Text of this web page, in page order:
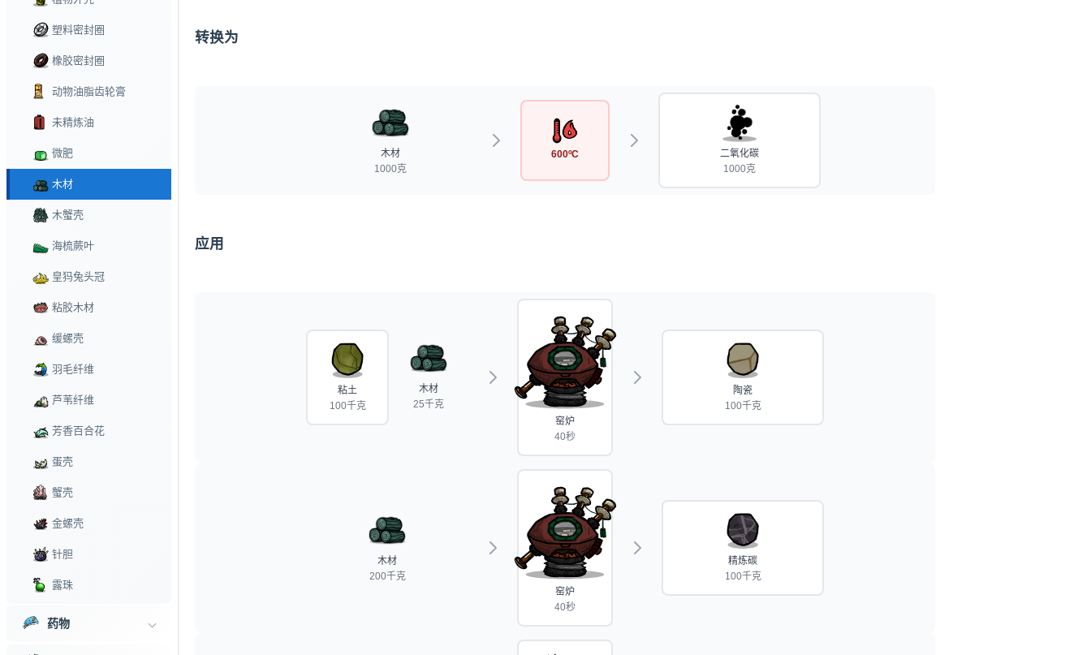
塑料密封圈
橡胶密封圈
动物油脂齿轮膏
未精炼油
微肥
木材
木蟹壳
海梳蕨叶
皇犸兔头冠
粘胶木材
缓螺壳
羽毛纤维
芦苇纤维
芳香百合花
蛋壳
蟹壳
金螺壳
针胆
露珠
药物
转换为
木材
1000克
600ºC
二氧化碳
1000克
应用
粘土
100千克
木材
25千克
窑炉
40秒
陶瓷
100千克
木材
200千克
窑炉
40秒
精炼碳
100千克